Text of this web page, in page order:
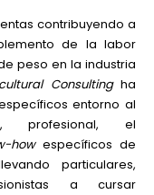
contribuyendo a
de la labor
peso en la industria
Consultingha
entorno al
profesional, el
howespecíficos de
particulares,
a cursar